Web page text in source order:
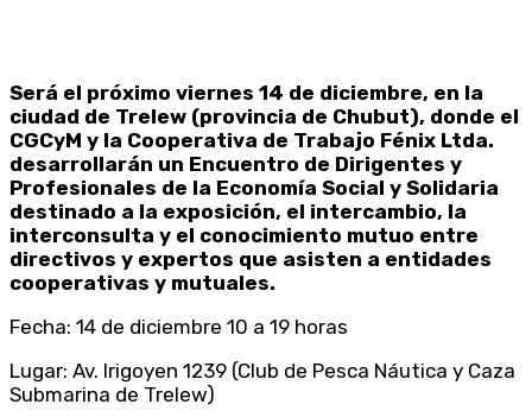
Será el próximo viernes 14 de diciembre, en la
ciudad de Trelew (provincia de Chubut), donde el
CGCyM y la Cooperativa de Trabajo Fénix Ltda.
desarrollarán un Encuentro de Dirigentes y
Profesionales de la Economía Social y Solidaria
destinado a la exposición, el intercambio, la
interconsulta y el conocimiento mutuo entre
directivos y expertos que asisten a entidades
cooperativas y mutuales.
Fecha: 14 de diciembre 10 a 19 horas
Lugar: Av. Irigoyen 1239 (Club de Pesca Náutica y Caza
Submarina de Trelew)